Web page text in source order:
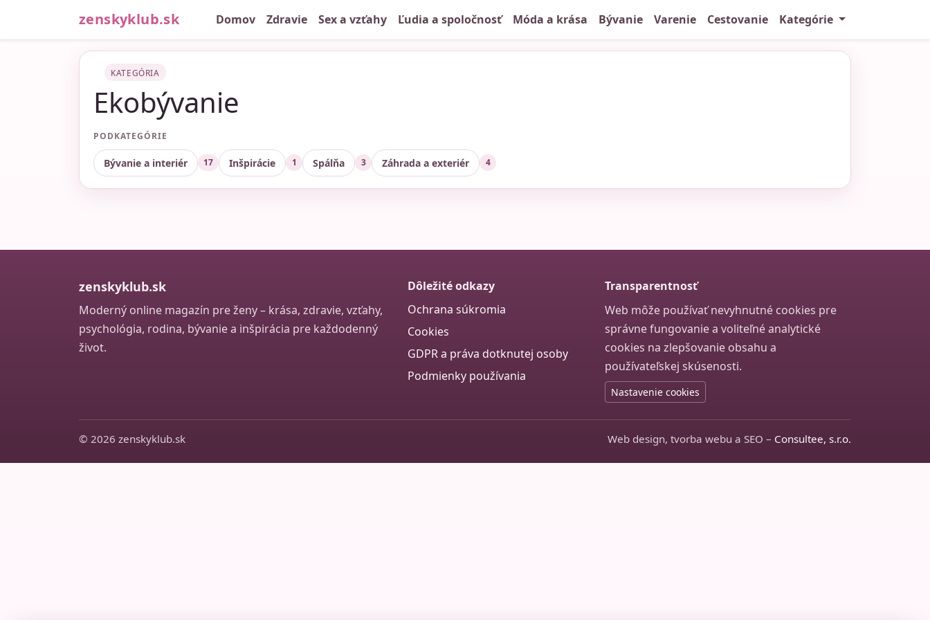
zenskyklub.sk Domov Zdravie Sex a vzťahy Ľudia a spoločnosť Móda a krása Bývanie Varenie Cestovanie Kategórie
KATEGÓRIA
Ekobývanie
PODKATEGÓRIE
Bývanie a interiér 17 Inšpirácie 1 Spálňa 3 Záhrada a exteriér 4
zenskyklub.sk
Moderný online magazín pre ženy – krása, zdravie, vzťahy,
psychológia, rodina, bývanie a inšpirácia pre každodenný
život.
Dôležité odkazy
Ochrana súkromia
Cookies
GDPR a práva dotknutej osoby
Podmienky používania
Transparentnosť
Web môže používať nevyhnutné cookies pre
správne fungovanie a voliteľné analytické
cookies na zlepšovanie obsahu a
používateľskej skúsenosti.
Nastavenie cookies
© 2026 zenskyklub.sk Web design, tvorba webu a SEO – Consultee, s.r.o.